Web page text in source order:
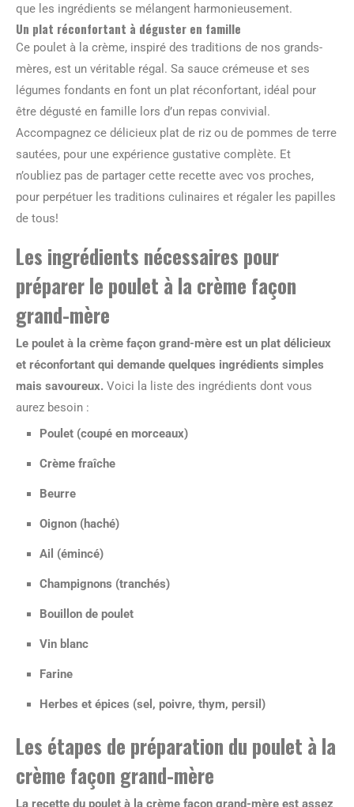
que les ingrédients se mélangent harmonieusement.
Un plat réconfortant à déguster en famille
Ce poulet à la crème, inspiré des traditions de nos grands-
mères, est un véritable régal. Sa sauce crémeuse et ses
légumes fondants en font un plat réconfortant, idéal pour
être dégusté en famille lors d’un repas convivial.
Accompagnez ce délicieux plat de riz ou de pommes de terre
sautées, pour une expérience gustative complète. Et
n’oubliez pas de partager cette recette avec vos proches,
pour perpétuer les traditions culinaires et régaler les papilles
de tous!
Les ingrédients nécessaires pour
préparer le poulet à la crème façon
grand-mère
Le poulet à la crème façon grand-mère est un plat délicieux
et réconfortant qui demande quelques ingrédients simples
mais savoureux. Voici la liste des ingrédients dont vous
aurez besoin :
Poulet (coupé en morceaux)
Crème fraîche
Beurre
Oignon (haché)
Ail (émincé)
Champignons (tranchés)
Bouillon de poulet
Vin blanc
Farine
Herbes et épices (sel, poivre, thym, persil)
Les étapes de préparation du poulet à la
crème façon grand-mère
La recette du poulet à la crème façon grand-mère est assez